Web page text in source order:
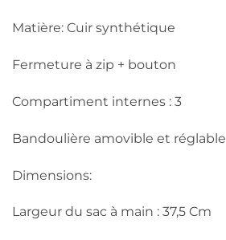
Matière: Cuir synthétique
Fermeture à zip + bouton
Compartiment internes : 3
Bandoulière amovible et réglable
Dimensions:
Largeur du sac à main : 37,5 Cm